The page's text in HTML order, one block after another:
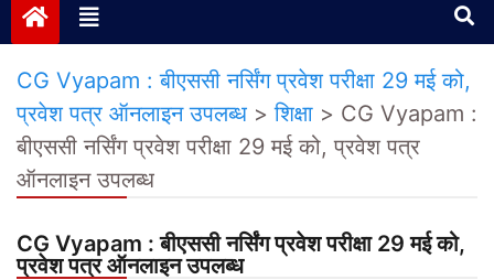
CG Vyapam : बीएससी नर्सिंग प्रवेश परीक्षा 29 मई को,
प्रवेश पत्र ऑनलाइन उपलब्ध >शिक्षा > CG Vyapam :
बीएससी नर्सिंग प्रवेश परीक्षा 29 मई को, प्रवेश पत्र
ऑनलाइन उपलब्ध
CG Vyapam : बीएससी नर्सिंग प्रवेश परीक्षा 29 मई को,
प्रवेश पत्र ऑनलाइन उपलब्ध